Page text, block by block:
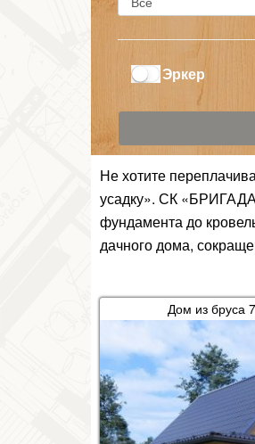
Эркер
Не хотите
усадку». СК
фундамента до
дачного дома,
Дом из бруса